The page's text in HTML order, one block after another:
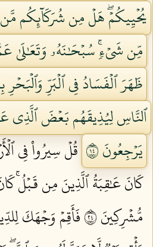
يُحۡيِيكُمۡۖ هَلۡ مِن شُرَكَآئِكُم
مِّن شَيۡءٖۚ سُبۡحَٰنَهُۥ وَتَعَٰلَىٰ عَمَّا
ظَهَرَ ٱلۡفَسَادُ فِي ٱلۡبَرِّ
ٱلنَّاسِ لِيُذِيقَهُم بَعۡضَ ٱلَّذِي
يَرۡجِعُونَ ٤١
قُلۡ سِيرُواْ فِي
كَانَ عَٰقِبَةُ ٱلَّذِينَ مِن قَبۡلُۚ
مُّشۡرِكِينَ ٤٢
فَأَقِمۡ وَجۡهَكَ